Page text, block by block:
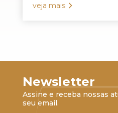
veja mais
Newsletter
Assine e receba nossas
seu email.